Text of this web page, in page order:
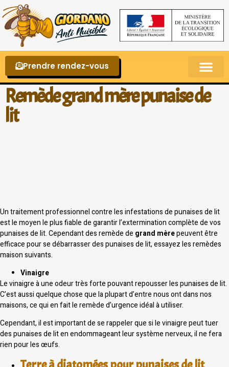
Prendre rendez-vous
Remède grand mère punaise de
lit
Un traitement professionnel contre les infestations de punaises de lit
est le moyen le plus fiable de garantir l’extermination complète de vos
punaises de lit. Cependant des remède de grand mèrepeuvent être
efficace pour se débarrasser des punaises de lit, essayez les remèdes
maison suivants.
Vinaigre
Le vinaigre à une odeur très forte pouvant repousser les punaises de lit.
C’est aussi quelque chose que la plupart d’entre nous ont dans nos
maisons, ce qui en fait le remède d’urgence idéal à utiliser.
Cependant, il est important de se rappeler que si le vinaigre peut tuer
des punaises de lit en endommageant leur système nerveux, il ne fera
rien pour les œufs.